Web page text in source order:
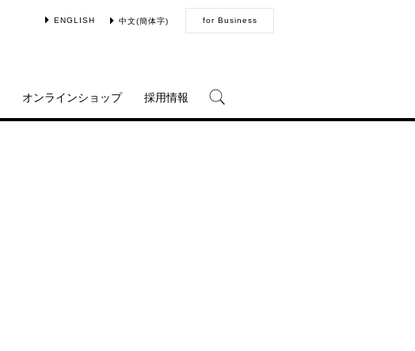
ENGLISH 中文(簡体字) for Business
オンラインショップ 採用情報